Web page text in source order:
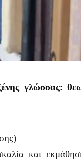
γλώσσας:
και